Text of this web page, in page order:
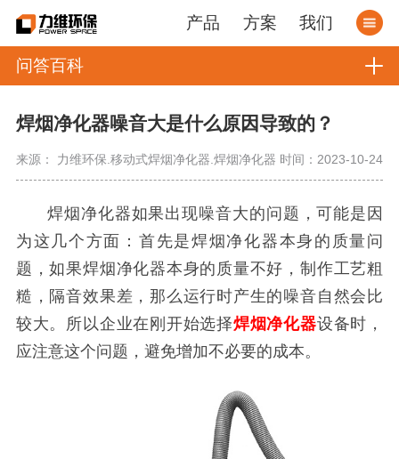
产品 方案 我们
问答百科
焊烟净化器噪音大是什么原因导致的？
来源： 力维环保.移动式焊烟净化器.焊烟净化器 时间：2023-10-24
焊烟净化器如果出现噪音大的问题，可能是因
为这几个方面：首先是焊烟净化器本身的质量问
题，如果焊烟净化器本身的质量不好，制作工艺粗
糙，隔音效果差，那么运行时产生的噪音自然会比
较大。所以企业在刚开始选择焊烟净化器设备时，
应注意这个问题，避免增加不必要的成本。